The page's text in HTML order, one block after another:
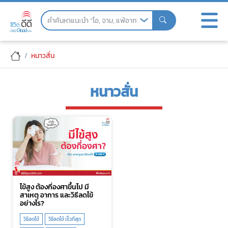
Skip
หนาวสั่น
หนาวสั่น
ไข้สูง ต้องกี่องศาขึ้นไป มี
สาเหตุ อาการ และวิธีลดไข้
อย่างไร?
วิธีลดไข้
วิธีลดไข้ เร็วที่สุด